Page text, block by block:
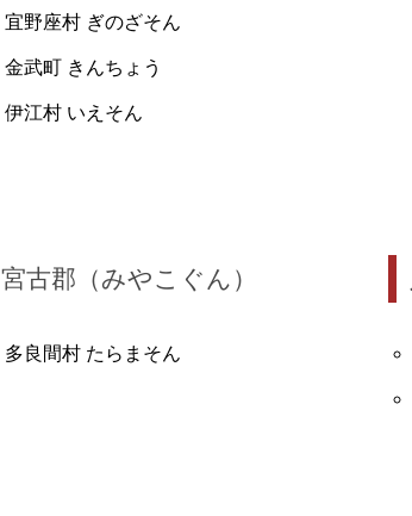
宜野座村 ぎのざそん
金武町 きんちょう
伊江村 いえそん
宮古郡（みやこぐん）
多良間村 たらまそん